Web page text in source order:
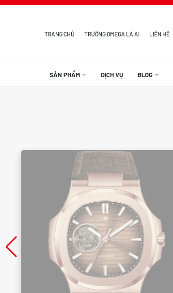
TRANG CHỦ TRƯỜNG OMEGA LÀ AI LIÊN HỆ
SẢN PHẨM DỊCH VỤ BLOG